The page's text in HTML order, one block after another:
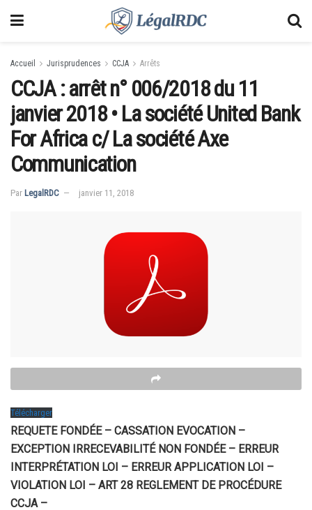
Accueil Jurisprudences CCJA Arrêts
CCJA : arrêt n° 006/2018 du 11
janvier 2018 • La société United Bank
For Africa c/ La société Axe
Communication
Par LegalRDC janvier 11, 2018
Télécharger
REQUETE FONDÉE – CASSATION EVOCATION –
EXCEPTION IRRECEVABILITÉ NON FONDÉE – ERREUR
INTERPRÉTATION LOI – ERREUR APPLICATION LOI –
VIOLATION LOI – ART 28 REGLEMENT DE PROCÉDURE
CCJA –